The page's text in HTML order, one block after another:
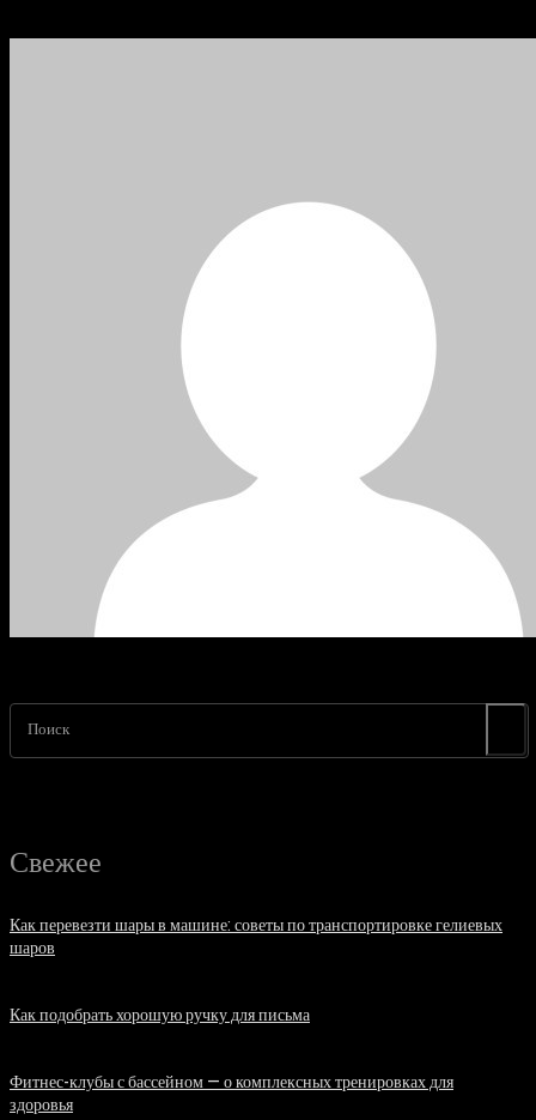
Поиск
Свежее
Как перевезти шары в машине: советы по транспортировке гелиевых
шаров
Как подобрать хорошую ручку для письма
Фитнес-клубы с бассейном — о комплексных тренировках для
здоровья